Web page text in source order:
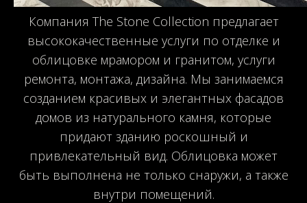
Компания The Stone Collection предлагает
высококачественные услуги по отделке и
облицовке мрамором и гранитом, услуги
ремонта, монтажа, дизайна. Мы занимаемся
созданием красивых и элегантных фасадов
домов из натурального камня, которые
придают зданию роскошный и
привлекательный вид. Облицовка может
быть выполнена не только снаружи, а также
внутри помещений.